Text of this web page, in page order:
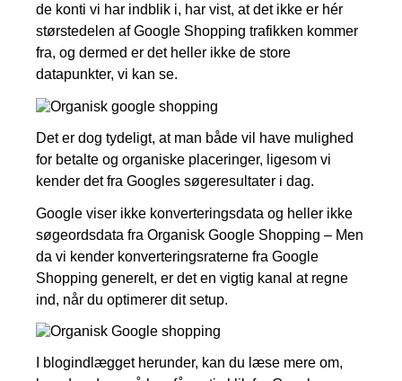
de konti vi har indblik i, har vist, at det ikke er hér
størstedelen af Google Shopping trafikken kommer
fra, og dermed er det heller ikke de store
datapunkter, vi kan se.
Det er dog tydeligt, at man både vil have mulighed
for betalte og organiske placeringer, ligesom vi
kender det fra Googles søgeresultater i dag.
Google viser ikke konverteringsdata og heller ikke
søgeordsdata fra Organisk Google Shopping – Men
da vi kender konverteringsraterne fra Google
Shopping generelt, er det en vigtig kanal at regne
ind, når du optimerer dit setup.
I blogindlægget herunder, kan du læse mere om,